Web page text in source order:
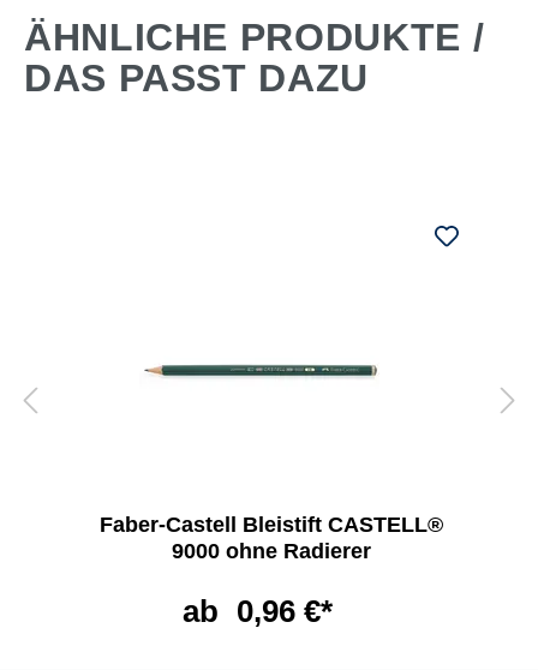
ÄHNLICHE PRODUKTE /
DAS PASST DAZU
Faber-Castell Bleistift CASTELL®
9000 ohne Radierer
ab 0,96 €*